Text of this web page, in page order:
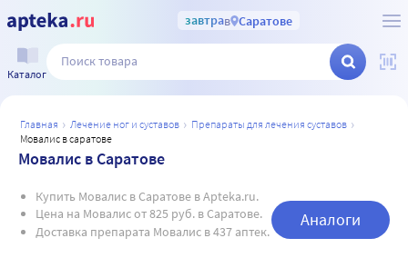
завтрав Саратове
Каталог
главная лечение ног и суставов
препараты для лечения суставов
мовалис в саратове
Мовалис в Саратове
Купить Мовалис в Саратове в Apteka.ru.
Цена на Мовалис от 825 руб. в Саратове.
Доставка препарата Мовалис в 437 аптек.
Аналоги